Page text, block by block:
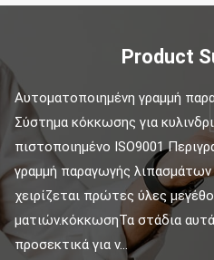
Product
Αυτοματοποιημένη γραμμή
Σύστημα κόκκωσης για
πιστοποιημένο ISO9001
γραμμή παραγωγής λιπασμάτων
χειρίζεται πρώτες ύλες
ματιών.κόκκωσηΤα στάδια
προσεκτικά για ν...